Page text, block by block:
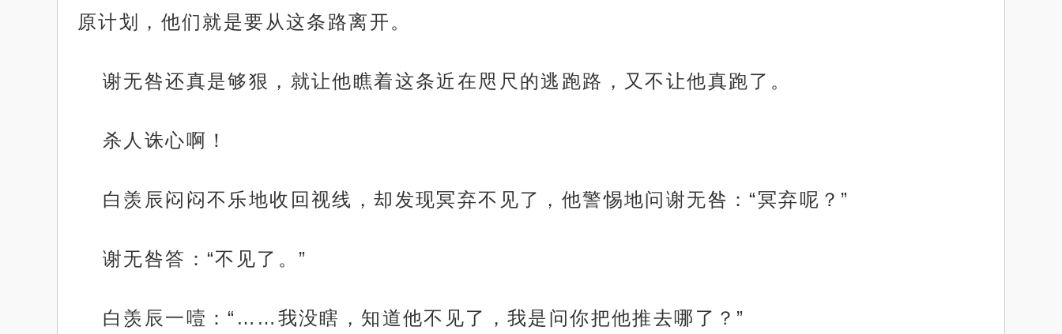
原计划，他们就是要从这条路离开。
谢无咎还真是够狠，就让他瞧着这条近在咫尺的逃跑路，又不让他真跑了。
杀人诛心啊！
白羡辰闷闷不乐地收回视线，却发现冥弃不见了，他警惕地问谢无咎：“冥弃呢？”
谢无咎答：“不见了。”
白羡辰一噎：“……我没瞎，知道他不见了，我是问你把他推去哪了？”